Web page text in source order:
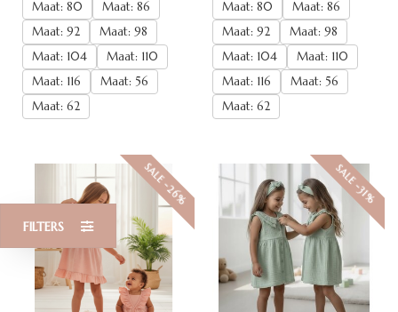
FILTERS
Maat: 80
Maat: 86
Maat: 92
Maat: 98
Maat: 104
Maat: 110
Maat: 116
Maat: 56
Maat: 62
Maat: 80
Maat: 86
Maat: 92
Maat: 98
Maat: 104
Maat: 110
Maat: 116
Maat: 56
Maat: 62
SALE -26% SALE -31%